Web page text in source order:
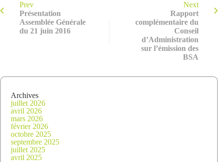
21
juin
2016
Prev
Présentation
Assemblée Générale
du 21 juin 2016
Next
Rapport
complémentaire du
Conseil
d’Administration
sur l’émission des
BSA
Archives
juillet 2026
avril 2026
mars 2026
février 2026
octobre 2025
septembre 2025
juillet 2025
avril 2025